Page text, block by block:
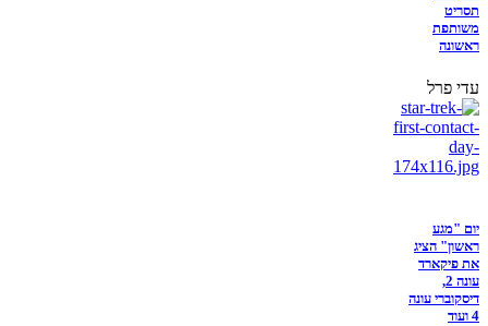
תסריט
משותפת
ראשונה
עדי פרל
יום "מגע
ראשון" הציג
את פיקארד
עונה 2,
דיסקוברי עונה
4 ועוד